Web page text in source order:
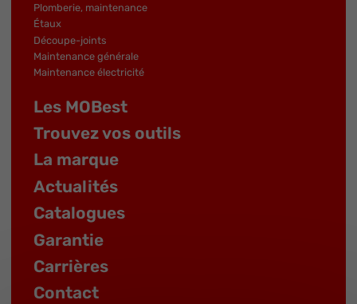
Plomberie, maintenance
Étaux
Découpe-joints
Maintenance générale
Maintenance électricité
Les MOBest
Trouvez vos outils
La marque
Actualités
Catalogues
Garantie
Carrières
Contact